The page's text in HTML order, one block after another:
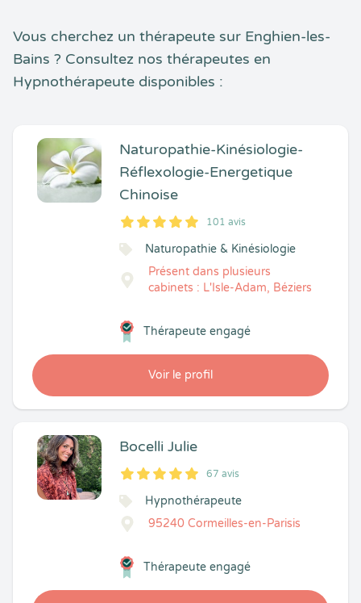
Vous cherchez un thérapeute sur Enghien-les-
Bains ? Consultez nos thérapeutes en
Hypnothérapeute disponibles :
Naturopathie-Kinésiologie-
Réflexologie-Energetique
Chinoise
5
1
5
101 101 avis
Naturopathie & Kinésiologie
Présent dans plusieurs
cabinets : L'Isle-Adam, Béziers
Voir le profil
Thérapeute engagé
Bocelli Julie
5
1
5
67 67 avis
Hypnothérapeute
95240 Cormeilles-en-Parisis
Thérapeute engagé